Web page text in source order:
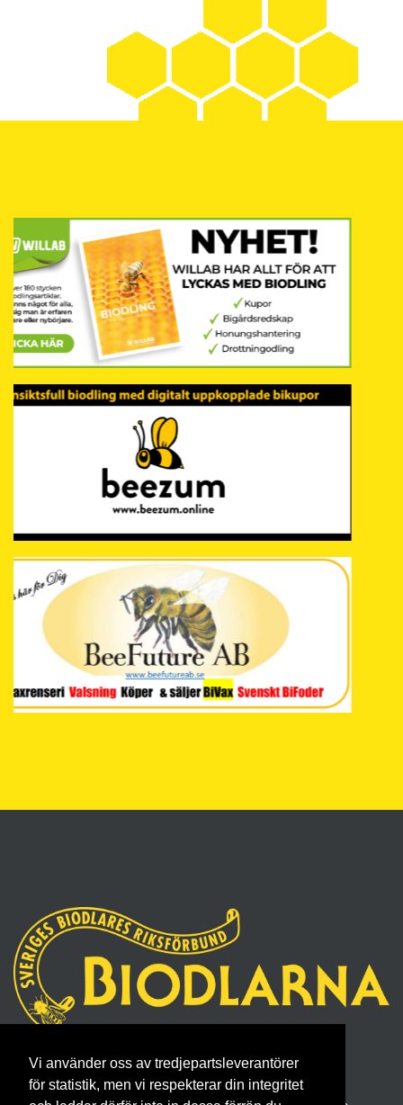
Vi använder oss av tredjepartsleverantörer
för statistik, men vi respekterar din integritet
Sveriges Biodlares Riksförbund
Borgmästaregatan 26, 596 34 Skänninge
Telefon 0142- 48 20 00, E-post: info@biodlarna.se